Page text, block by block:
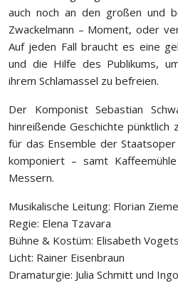
auch noch an den großen und
Zwackelmann – Moment, oder
Auf jeden Fall braucht es eine
und die Hilfe des Publikums,
ihrem Schlamassel zu befreien.
Der Komponist Sebastian
hinreißende Geschichte
für das Ensemble der
komponiert – samt
Messern.
Musikalische Leitung: Florian
Regie: Elena Tzavara
Bühne & Kostüm: Elisabeth
Licht: Rainer Eisenbraun
Dramaturgie: Julia Schmitt und